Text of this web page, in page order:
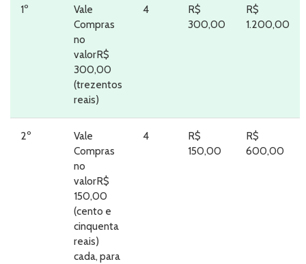
1º
Vale
Compras
no
valorR$
300,00
(trezentos
reais)
4
R$
300,00
R$
1.200,00
2º
Vale
Compras
no
valorR$
150,00
(cento e
cinquenta
reais)
cada, para
4
R$
150,00
R$
600,00